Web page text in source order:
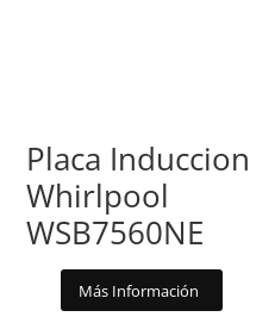
Placa Induccion
Whirlpool
WSB7560NE
Más Información